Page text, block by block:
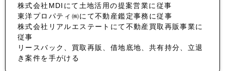
株式会社MDIにて土地活用の提案営業に従事
東洋プロパティ㈱にて不動産鑑定事務に従事
株式会社リアルエステートにて不動産買取再販事業に
従事
リースバック、買取再販、借地底地、共有持分、立退
き案件を手がける